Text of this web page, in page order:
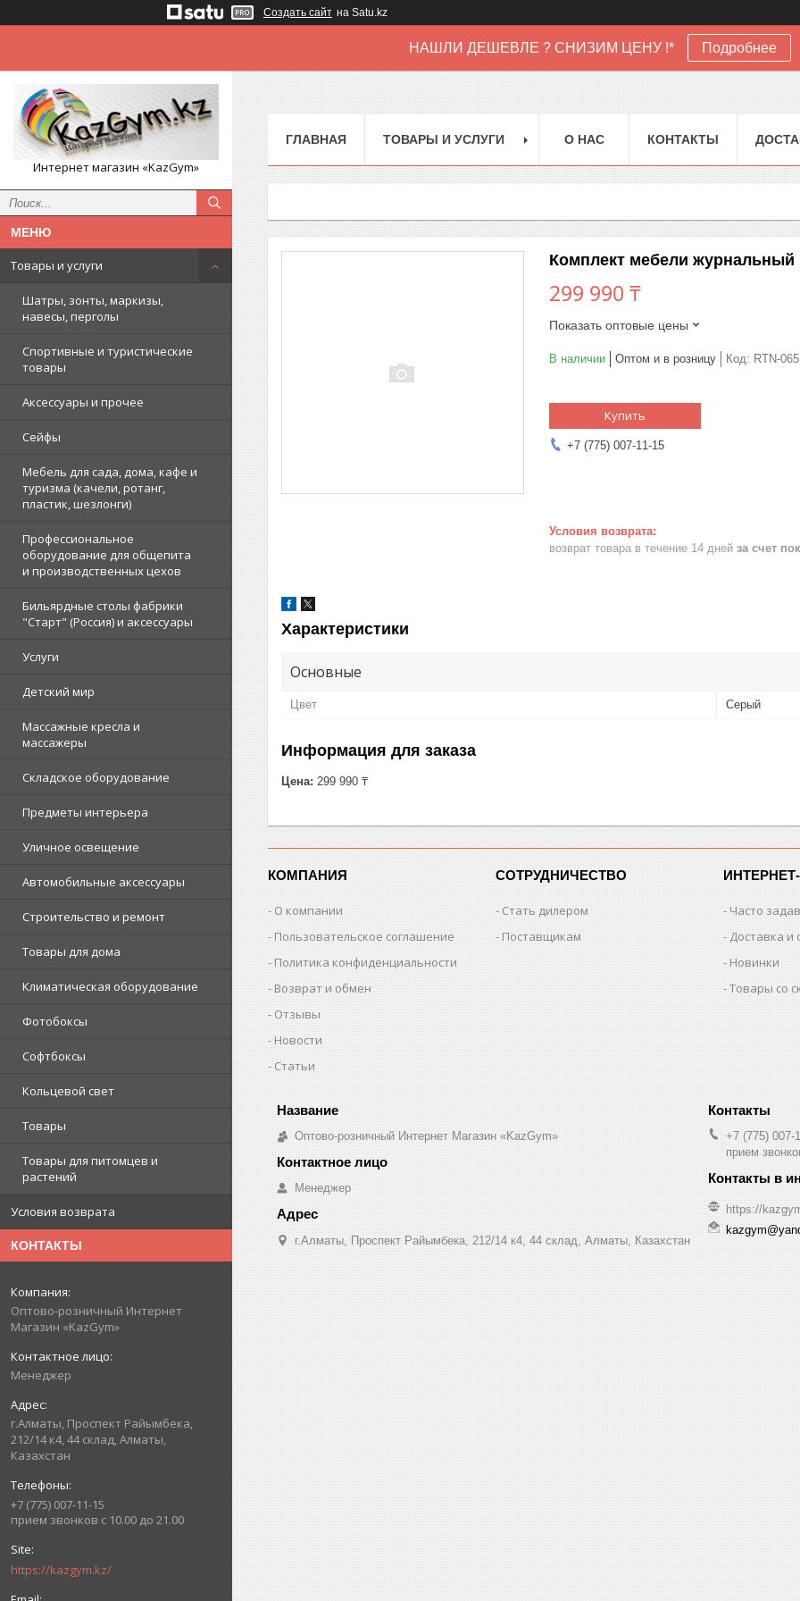
Создать сайт на Satu.kz
НАШЛИ ДЕШЕВЛЕ ? СНИЗИМ ЦЕНУ !* Подробнее
Интернет магазин «KazGym»
Товары и услуги
Шатры, зонты, маркизы,
навесы, перголы
Спортивные и туристические
товары
Аксессуары и прочее
Сейфы
Мебель для сада, дома, кафе и
туризма (качели, ротанг,
пластик, шезлонги)
Профессиональное
оборудование для общепита
и производственных цехов
Бильярдные столы фабрики
"Cтарт" (Россия) и аксессуары
Услуги
Детский мир
Массажные кресла и
массажеры
Складское оборудование
Предметы интерьера
Уличное освещение
Автомобильные аксессуары
Строительство и ремонт
Товары для дома
Климатическая оборудование
Фотобоксы
Софтбоксы
Кольцевой свет
Товары
Товары для питомцев и
растений
Условия возврата
КОНТАКТЫ
Оптово-розничный Интернет
Магазин «KazGym»
Менеджер
г.Алматы, Проспект Райымбека,
212/14 к4, 44 склад, Алматы,
Казахстан
+7 (775) 007-11-15
прием звонков с 10.00 до 21.00
https://kazgym.kz/
ГЛАВНАЯ ТОВАРЫ И УСЛУГИ О НАС КОНТАКТЫ
Комплект мебели
299 990 ₸
Показать оптовые цены
В наличии Оптом и в розницу Код: RTN-
Купить
+7 (775) 007-11-15
возврат товара в течение 14 дней за счет
Характеристики
Основные
Цвет Серый
Информация для заказа
Цена: 299 990 ₸
КОМПАНИЯ
О компании
Пользовательское соглашение
Политика конфиденциальности
Возврат и обмен
Отзывы
Новости
Статьи
СОТРУДНИЧЕСТВО
Стать дилером
Поставщикам
Часто
Доставка и
Новинки
Товары со
Оптово-розничный Интернет Магазин «KazGym»
Менеджер
г.Алматы, Проспект Райымбека, 212/14 к4, 44 склад, Алматы, Казахстан
+7 (775) 007-
прием
https://